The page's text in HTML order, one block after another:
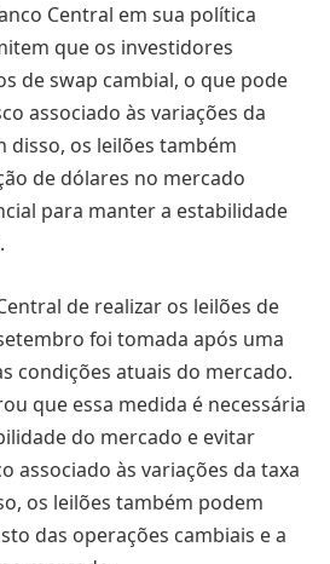
Central em sua política
que os investidores
de swap cambial, o que pode
associado às variações da
disso, os leilões também
de dólares no mercado
para manter a estabilidade
de realizar os leilões de
foi tomada após uma
condições atuais do mercado.
que essa medida é necessária
do mercado e evitar
associado às variações da taxa
os leilões também podem
das operações cambiais e a